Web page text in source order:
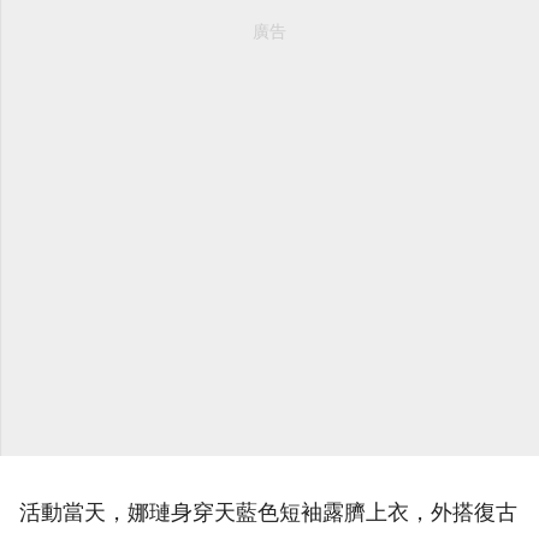
廣告
活動當天，娜璉身穿天藍色短袖露臍上衣，外搭復古